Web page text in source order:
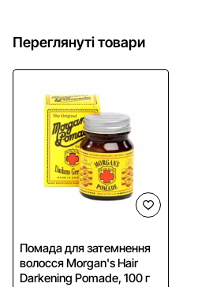
Переглянуті товари
Помада для затемнення
волосся Morgan's Hair
Darkening Pomade, 100 г